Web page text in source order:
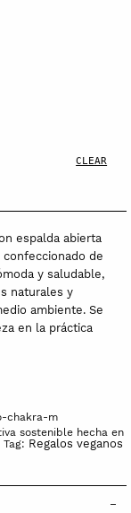
CLEAR
espalda abierta
de
y saludable,
naturales y
ambiente. Se
en la práctica
chakra-m
sostenible hecha en
Tag: Regalos veganos